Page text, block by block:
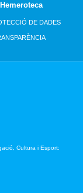
Hemeroteca
DE DADES
Cultura i Esport: